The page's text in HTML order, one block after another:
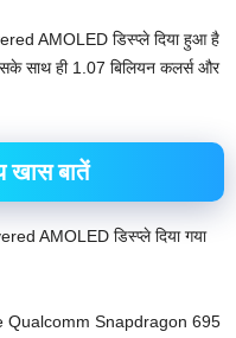
AMOLED डिस्प्ले दिया हुआ है
साथ ही 1.07 बिलियन कलर्स और
खास बातें
AMOLED डिस्प्ले दिया गया
Qualcomm Snapdragon 695